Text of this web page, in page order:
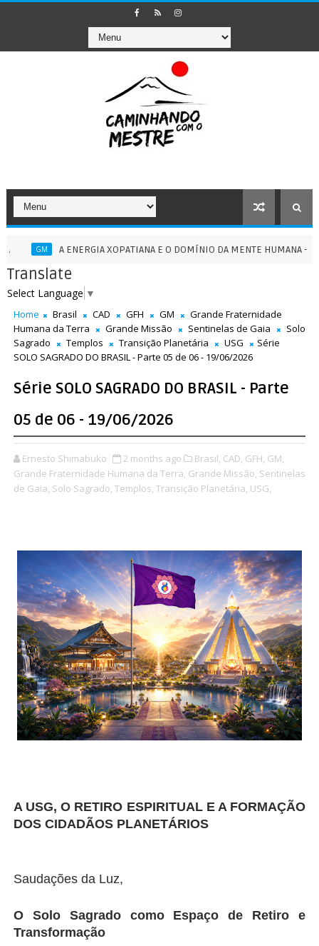
A ENERGIA XOPATIANA E O DOMÍNIO DA MENTE HUMANA - 13/07/
Translate
Select Language ▼
Home Brasil CAD GFH GM
Grande Fraternidade
Humana da Terra
Grande Missão Sentinelas de Gaia
Solo
Sagrado
Templos Transição Planetária USG
Série
SOLO SAGRADO DO BRASIL - Parte 05 de 06 - 19/06/2026
Série SOLO SAGRADO DO BRASIL - Parte
05 de 06 - 19/06/2026
Ernesto Shimabuko 2 months ago Brasil, CAD, GFH, GM,
Grande Fraternidade Humana da Terra, Grande Missão, Sentinelas
de Gaia, Solo Sagrado, Templos, Transição Planetária, USG,
A USG, O RETIRO ESPIRITUAL E A FORMAÇÃO
DOS CIDADÃOS PLANETÁRIOS
Saudações da Luz,
O Solo Sagrado como Espaço de Retiro e
Transformação